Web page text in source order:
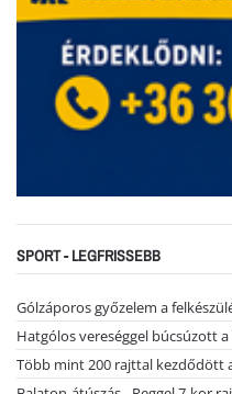
SPORT - LEGFRISSEBB
Gólzáporos győzelem a
Hatgólos vereséggel búcsúzott
Több mint 200 rajttal kezdődött